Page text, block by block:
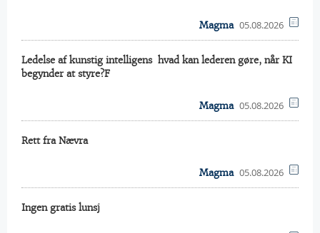
Magma 05.08.2026
Ledelse af kunstig intelligens  hvad kan lederen gøre, når KI
begynder at styre?F
Magma 05.08.2026
Rett fra Nævra
Magma 05.08.2026
Ingen gratis lunsj